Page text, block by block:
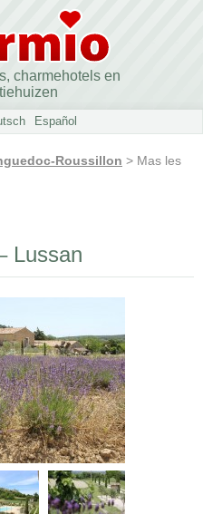
charmehotels en
Español
Roussillon > Mas les
Lussan